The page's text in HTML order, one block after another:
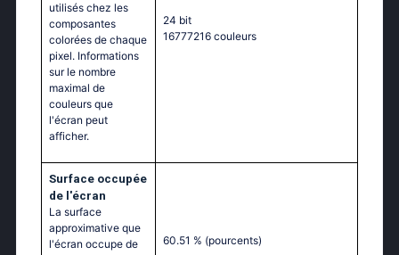
utilisés chez les
composantes
colorées de chaque
pixel. Informations
sur le nombre
maximal de
couleurs que
l'écran peut
afficher.
24 bit
16777216 couleurs
Surface occupée
de l'écran
La surface
approximative que
l'écran occupe de
60.51 % (pourcents)